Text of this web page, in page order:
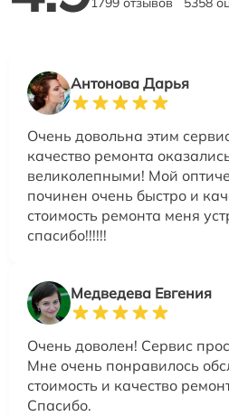
Антонова Дарья
Очень довольна этим
качество ремонта
великолепными! Мой
починен очень быстро и
стоимость ремонта меня
спасибо!!!!!!
Медведева Евгения
Очень доволен! Сервис
Мне очень понравилось
стоимость и качество
Спасибо.